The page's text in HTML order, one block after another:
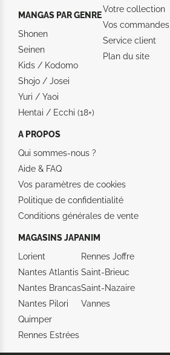
MANGAS PAR GENRE
Shonen
Seinen
Kids / Kodomo
Shojo / Josei
Yuri / Yaoi
Hentai / Ecchi (18+)
Votre collection
Vos commandes
Service client
Plan du site
A PROPOS
Qui sommes-nous ?
Aide & FAQ
Vos paramètres de cookies
Politique de confidentialité
Conditions générales de vente
MAGASINS JAPANIM
Lorient
Nantes Atlantis
Nantes Brancas
Nantes Pilori
Quimper
Rennes Estrées
Rennes Joffre
Saint-Brieuc
Saint-Nazaire
Vannes